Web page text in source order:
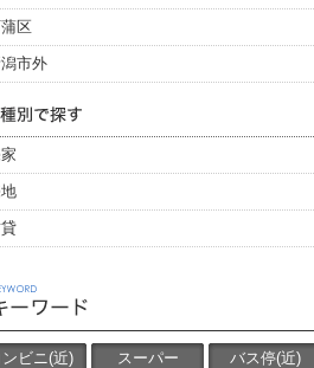
区
市外
ンビニ(近) スーパー
バス停(近)